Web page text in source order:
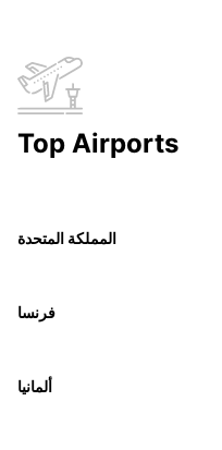
Top Airports
المملكة المتحدة
فرنسا
ألمانيا